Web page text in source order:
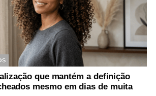
que mantém a definição
mesmo em dias de muita